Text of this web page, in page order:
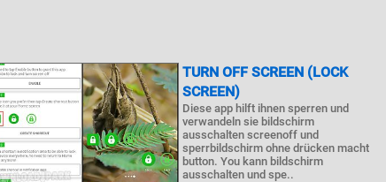
TURN OFF SCREEN (LOCK
SCREEN)
Diese app hilft ihnen sperren und
verwandeln sie bildschirm
ausschalten screenoff und
sperrbildschirm ohne drücken macht
button. You kann bildschirm
ausschalten und spe..